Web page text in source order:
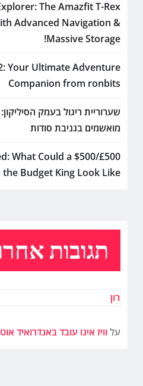
The Amazfit T-Rex
Advanced Navigation &
Massive Storage!
Your Ultimate Adventure
Companion from ronbits
שערוריית ריגול בעמק
מואשמים בגניבת סודות
What Could a $500/£500
Budget King Look Like?
תגובות
רון
עלוויז אינו עובד באנדרואיד